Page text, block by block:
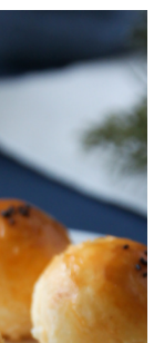
茶碗蒸，
。